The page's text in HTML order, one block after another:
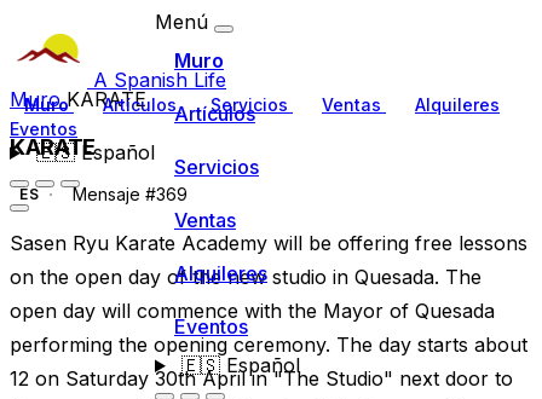
A Spanish Life
Muro Artículos Servicios Ventas
Alquileres
Eventos
🇪🇸Español
Menú
Muro
Artículos
Servicios
Ventas
Alquileres
Eventos
🇪🇸Español
MuroKARATE
KARATE
ES Mensaje #369
Sasen Ryu Karate Academy will be offering free lessons
on the open day of the new studio in Quesada. The
open day will commence with the Mayor of Quesada
performing the opening ceremony. The day starts about
12 on Saturday 30th April in "The Studio" next door to